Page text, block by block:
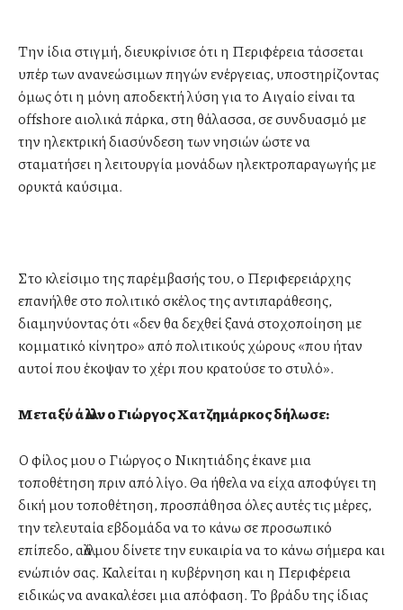
Την ίδια στιγμή, διευκρίνισε ότι η Περιφέρεια τάσσεται
υπέρ των ανανεώσιμων πηγών ενέργειας, υποστηρίζοντας
όμως ότι η μόνη αποδεκτή λύση για το Αιγαίο είναι τα
offshore αιολικά πάρκα, στη θάλασσα, σε συνδυασμό με
την ηλεκτρική διασύνδεση των νησιών ώστε να
σταματήσει η λειτουργία μονάδων ηλεκτροπαραγωγής με
ορυκτά καύσιμα.
Στο κλείσιμο της παρέμβασής του, ο Περιφερειάρχης
επανήλθε στο πολιτικό σκέλος της αντιπαράθεσης,
διαμηνύοντας ότι «δεν θα δεχθεί ξανά στοχοποίηση με
κομματικό κίνητρο» από πολιτικούς χώρους «που ήταν
αυτοί που έκοψαν το χέρι που κρατούσε το στυλό».
Μεταξύ άλλων ο Γιώργος Χατζημάρκος δήλωσε:
Ο φίλος μου ο Γιώργος ο Νικητιάδης έκανε μια
τοποθέτηση πριν από λίγο. Θα ήθελα να είχα αποφύγει τη
δική μου τοποθέτηση, προσπάθησα όλες αυτές τις μέρες,
την τελευταία εβδομάδα να το κάνω σε προσωπικό
επίπεδο, αλλά μου δίνετε την ευκαιρία να το κάνω σήμερα και
ενώπιόν σας. Καλείται η κυβέρνηση και η Περιφέρεια
ειδικώς να ανακαλέσει μια απόφαση. Το βράδυ της ίδιας